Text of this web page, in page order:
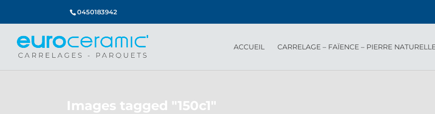
0450183942
ACCUEIL CARRELAGE – FAÏENCE – PIERRE
Images tagged "150c1"